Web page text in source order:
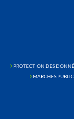
PROTECTION DES
MARCHÉS